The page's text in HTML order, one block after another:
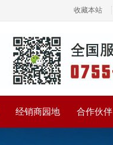
收藏本站
经销商园地 合作伙伴